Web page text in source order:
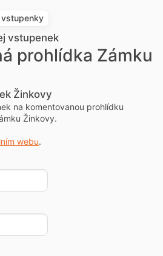
vstupenek
prohlídka Zámku
Žinkovy
na komentovanou prohlídku
Žinkovy.
webu.